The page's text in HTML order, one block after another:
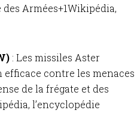
Armées+1Wikipédia,
: Les missiles Aster
contre les menaces
de la frégate et des
l’encyclopédie